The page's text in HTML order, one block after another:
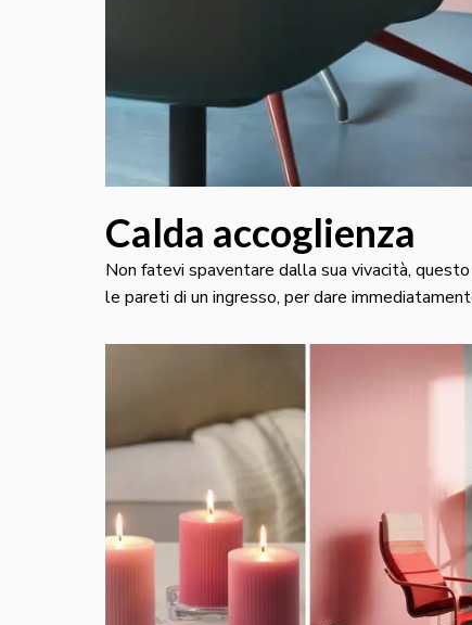
Calda accoglienza
Non fatevi spaventare dalla sua vivacità,
le pareti di un ingresso, per dare